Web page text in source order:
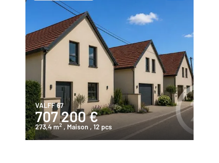
VALFF 67
707 200 €
273,4 m2 , Maison , 12 pcs